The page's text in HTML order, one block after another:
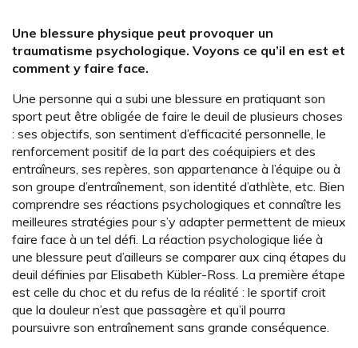
Une blessure physique peut provoquer un
traumatisme psychologique. Voyons ce qu’il en est et
comment y faire face.
Une personne qui a subi une blessure en pratiquant son
sport peut être obligée de faire le deuil de plusieurs choses
: ses objectifs, son sentiment d’efficacité personnelle, le
renforcement positif de la part des coéquipiers et des
entraîneurs, ses repères, son appartenance à l’équipe ou à
son groupe d’entraînement, son identité d’athlète, etc. Bien
comprendre ses réactions psychologiques et connaître les
meilleures stratégies pour s’y adapter permettent de mieux
faire face à un tel défi. La réaction psychologique liée à
une blessure peut d’ailleurs se comparer aux cinq étapes du
deuil définies par Elisabeth Kübler-Ross. La première étape
est celle du choc et du refus de la réalité : le sportif croit
que la douleur n’est que passagère et qu’il pourra
poursuivre son entraînement sans grande conséquence.